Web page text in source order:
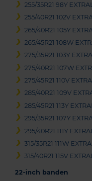
255/35R21 98Y
255/40R21 102V
265/40R21 105Y
265/45R21 108W
275/35R21 103Y
275/40R21 107W
275/45R21 110V
285/40R21 109V
285/45R21 113Y
295/35R21 107Y
295/40R21 111Y
315/35R21 111W
315/40R21 115V
22-inch banden